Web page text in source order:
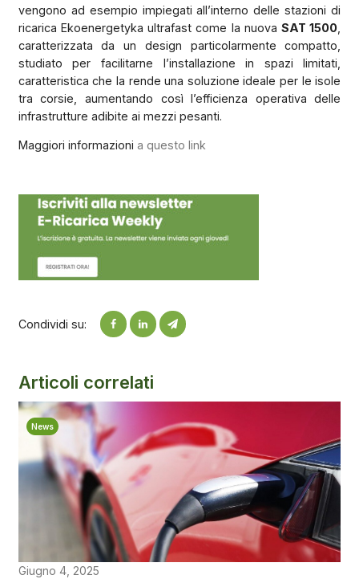
vengono ad esempio impiegati all’interno delle stazioni di
ricarica Ekoenergetyka ultrafast come la nuovaSAT 1500
caratterizzata da un design particolarmente compatto,
studiato per facilitarne l’installazione in spazi limitati,
caratteristica che la rende una soluzione ideale per le isole
tra corsie, aumentando così l’efficienza operativa delle
infrastrutture adibite ai mezzi pesanti.
Maggiori informazioni a questo link
Condividi su:
Articoli correlati
News
Giugno 4, 2025